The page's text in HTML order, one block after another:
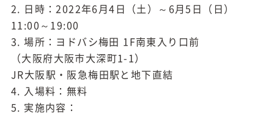
2. 日時：2022年6月4日（土）～6月5日（日）
11:00～19:00
3. 場所：ヨドバシ梅田 1F南東入り口前
（大阪府大阪市大深町1-1）
JR大阪駅・阪急梅田駅と地下直結
4. 入場料：無料
5. 実施内容：